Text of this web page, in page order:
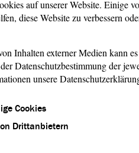
auf unserer Website. Einige
diese Website zu verbessern
Inhalten externer Medien kann
Datenschutzbestimmung der
unsere
Cookies
Drittanbietern